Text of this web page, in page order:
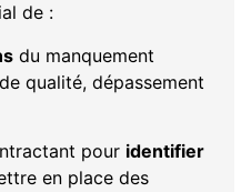
de :
du manquement
qualité, dépassement
pour identifier
en place des